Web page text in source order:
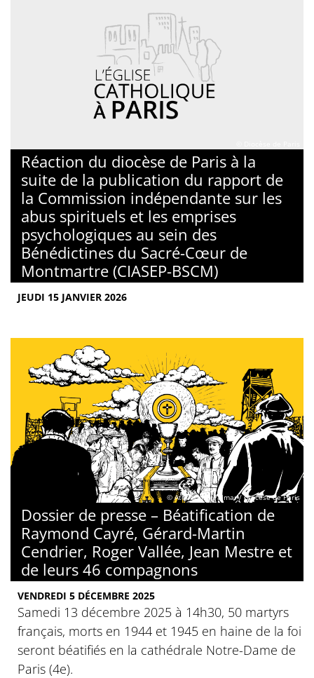
Réaction du diocèse de Paris à la
suite de la publication du rapport de
la Commission indépendante sur les
abus spirituels et les emprises
psychologiques au sein des
Bénédictines du Sacré-Cœur de
Montmartre (CIASEP-BSCM)
JEUDI 15 JANVIER 2026
© Atelier des Palmar / Diocèse de Paris
Dossier de presse – Béatification de
Raymond Cayré, Gérard-Martin
Cendrier, Roger Vallée, Jean Mestre et
de leurs 46 compagnons
VENDREDI 5 DÉCEMBRE 2025
Samedi 13 décembre 2025 à 14h30, 50 martyrs
français, morts en 1944 et 1945 en haine de la foi
seront béatifiés en la cathédrale Notre-Dame de
Paris (4e).